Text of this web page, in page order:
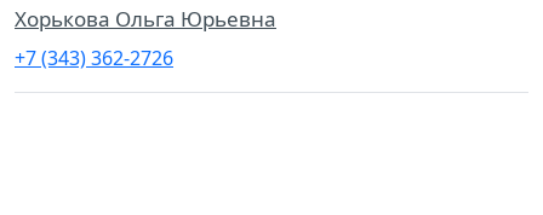
Хорькова Ольга Юрьевна
+7 (343) 362-2726